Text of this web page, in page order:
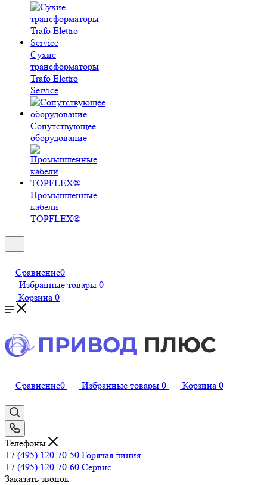
Сухие
трансформаторы
Trafo Elettro
Service
Сопутствующее
оборудование
Промышленные
кабели
TOPFLEX®
Сравнение0
Избранные товары 0
Корзина 0
Сравнение0 Избранные товары 0 Корзина 0
Телефоны
+7 (495) 120-70-50 Горячая линия
+7 (495) 120-70-60 Сервис
Заказать звонок